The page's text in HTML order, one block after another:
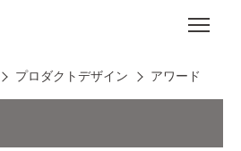
メニュー
プロダクトデザイン アワード